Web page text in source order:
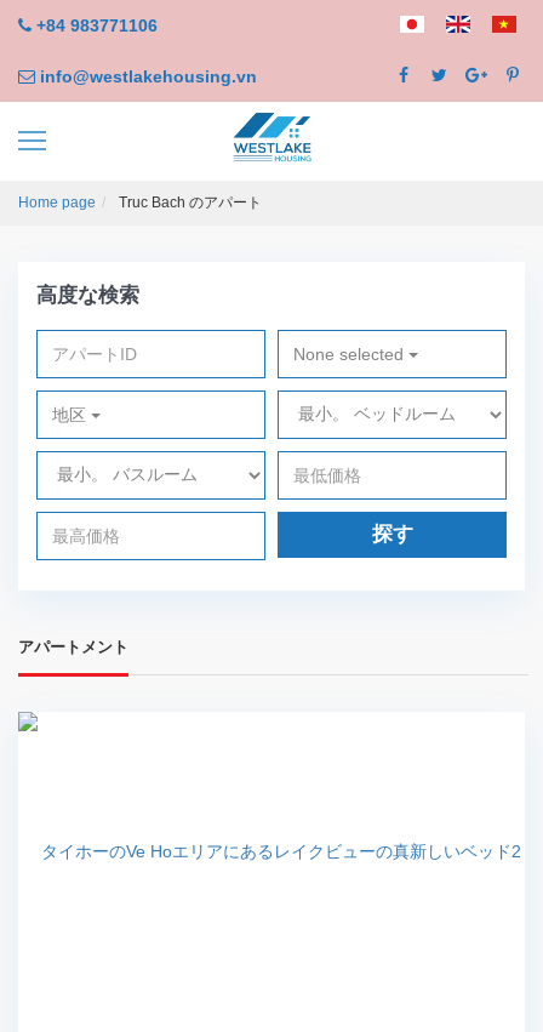
+84 983771106
info@westlakehousing.vn
Home page Truc Bach のアパート
高度な検索
None selected
地区
探す
アパートメント